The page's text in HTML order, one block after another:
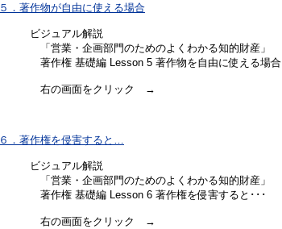
５．著作物が自由に使える場合
ビジュアル解説
「営業・企画部門のためのよくわかる知的財産」
著作権 基礎編 Lesson 5 著作物を自由に使える場合
右の画面をクリック →
６．著作権を侵害すると…
ビジュアル解説
「営業・企画部門のためのよくわかる知的財産」
著作権 基礎編 Lesson 6 著作権を侵害すると･･･
右の画面をクリック →